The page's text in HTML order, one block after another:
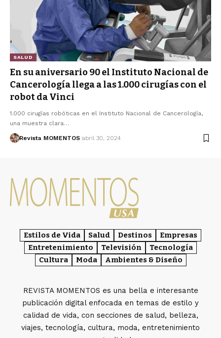
SALUD
En su aniversario 90 el Instituto Nacional de
Cancerología llega a las 1.000 cirugías con el
robot da Vinci
1.000 cirugías robóticas en el Instituto Nacional de Cancerología,
una muestra clara…
Revista MOMENTOS abril 30, 2024
Estilos de Vida Salud Destinos
Empresas
Entretenimiento
Televisión
Tecnología
Cultura
Moda Ambientes & Diseño
REVISTA MOMENTOS es una bella e interesante
publicación digital enfocada en temas de estilo y
calidad de vida, con secciones de salud, belleza,
viajes, tecnología, cultura, moda, entretenimiento